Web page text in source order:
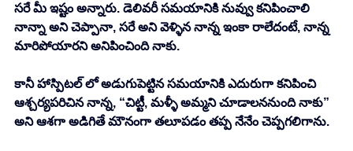
సరే మీ ఇష్టం అన్నారు. డెలివరీ సమయానికి నువ్వు కనిపించాలి
నాన్నా అని చెప్పానా, సరే అని వెళ్ళిన నాన్న ఇంకా రాలేదంటే, నాన్న
మారిపోయారని అనిపించింది నాకు.
కానీ హాస్పిటల్ లో అడుగుపెట్టిన సమయానికి ఎదురుగా కనిపించి
ఆశ్చర్యపరిచిన నాన్న, “చిట్టీ, మళ్ళీ అమ్మని చూడాలననుంది నాకు”
అని ఆశగా అడిగితే మౌనంగా తలూపడం తప్ప నేనేం చెప్పగలిగాను.